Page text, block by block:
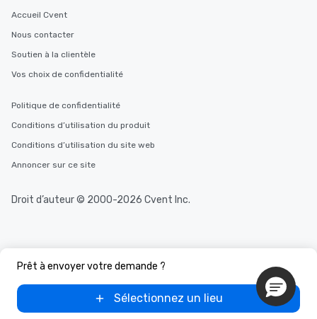
Prêt à envoyer votre demande ?
Sélectionnez un lieu
Accueil Cvent
Nous contacter
Soutien à la clientèle
Vos choix de confidentialité
Politique de confidentialité
Conditions d’utilisation du produit
Conditions d’utilisation du site web
Annoncer sur ce site
Droit d’auteur © 2000-2026 Cvent Inc.